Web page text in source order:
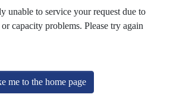
unable to service your request due to
capacity problems. Please try again
me to the home page